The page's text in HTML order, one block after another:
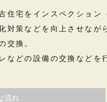
住宅をインスペクショ
対策などを向上させな
交換。
などの設備の交換などを
流れ